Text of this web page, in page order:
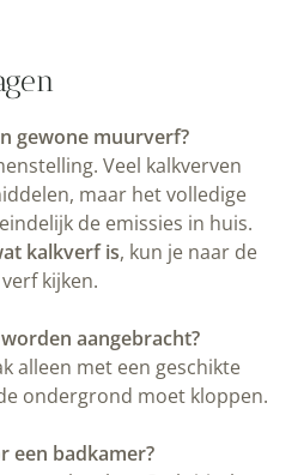
gewone muurverf?
Veel kalkverven
maar het volledige
de emissies in huis.
kalkverf is, kun je naar de
kijken.
aangebracht?
alleen met een geschikte
ondergrond moet kloppen.
een badkamer?